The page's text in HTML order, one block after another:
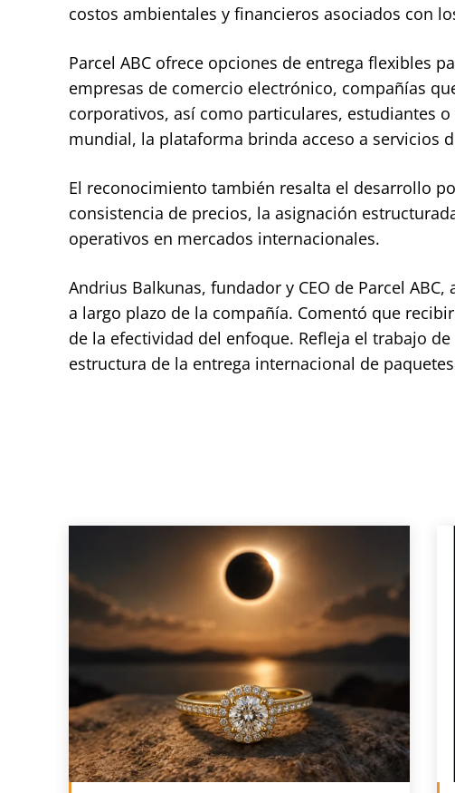
costos ambientales y financieros asociados con
Parcel ABC ofrece opciones de entrega flexibles
empresas de comercio electrónico, compañías
corporativos, así como particulares, estudiantes
mundial, la plataforma brinda acceso a servicios
El reconocimiento también resalta el desarrollo
consistencia de precios, la asignación
operativos en mercados internacionales.
Andrius Balkunas, fundador y CEO de Parcel
a largo plazo de la compañía. Comentó que
de la efectividad del enfoque. Refleja el trabajo
estructura de la entrega internacional de